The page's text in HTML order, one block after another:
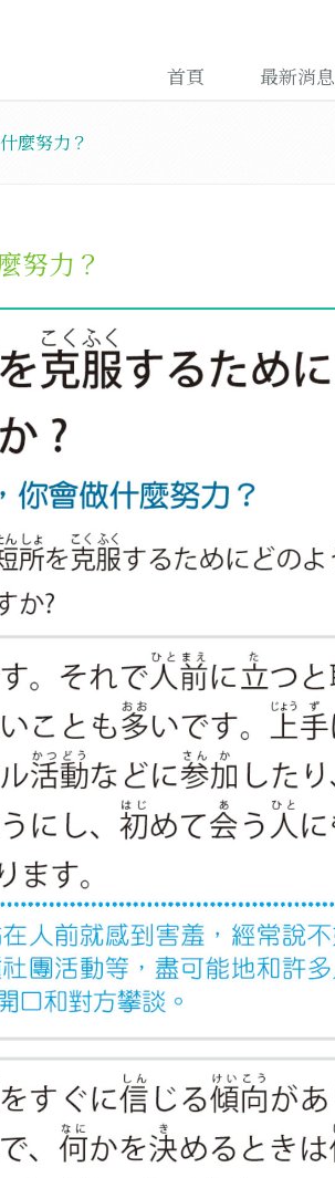
首頁 最新消息
麼努力？
努力？